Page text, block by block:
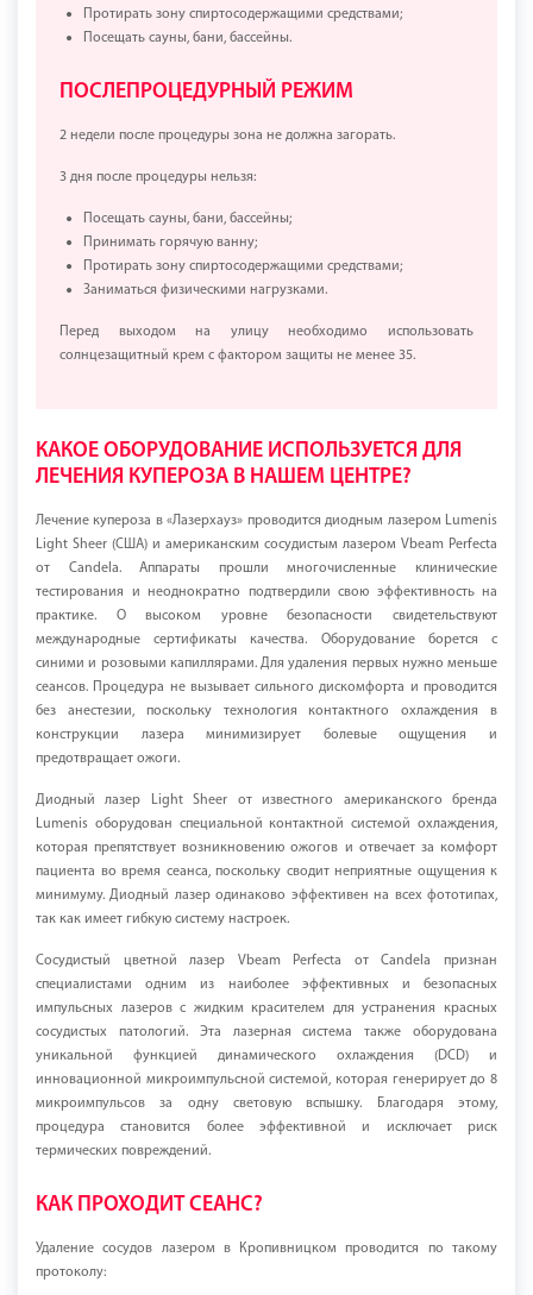
Протирать зону спиртосодержащими средствами;
Посещать сауны, бани, бассейны.
ПОСЛЕПРОЦЕДУРНЫЙ РЕЖИМ
2 недели после процедуры зона не должна загорать.
3 дня после процедуры нельзя:
Посещать сауны, бани, бассейны;
Принимать горячую ванну;
Протирать зону спиртосодержащими средствами;
Заниматься физическими нагрузками.
Перед выходом на улицу необходимо использовать
солнцезащитный крем с фактором защиты не менее 35.
КАКОЕ ОБОРУДОВАНИЕ ИСПОЛЬЗУЕТСЯ ДЛЯ
ЛЕЧЕНИЯ КУПЕРОЗА В НАШЕМ ЦЕНТРЕ?
Лечение купероза в «Лазерхауз» проводится диодным лазером Lumenis
Light Sheer (США) и американским сосудистым лазером Vbeam Perfecta
от Candela. Аппараты прошли многочисленные клинические
тестирования и неоднократно подтвердили свою эффективность на
практике. О высоком уровне безопасности свидетельствуют
международные сертификаты качества. Оборудование борется с
синими и розовыми капиллярами. Для удаления первых нужно меньше
сеансов. Процедура не вызывает сильного дискомфорта и проводится
без анестезии, поскольку технология контактного охлаждения в
конструкции лазера минимизирует болевые ощущения и
предотвращает ожоги.
Диодный лазер Light Sheer от известного американского бренда
Lumenis оборудован специальной контактной системой охлаждения,
которая препятствует возникновению ожогов и отвечает за комфорт
пациента во время сеанса, поскольку сводит неприятные ощущения к
минимуму. Диодный лазер одинаково эффективен на всех фототипах,
так как имеет гибкую систему настроек.
Сосудистый цветной лазер Vbeam Perfecta от Candela признан
специалистами одним из наиболее эффективных и безопасных
импульсных лазеров с жидким красителем для устранения красных
сосудистых патологий. Эта лазерная система также оборудована
уникальной функцией динамического охлаждения (DCD) и
инновационной микроимпульсной системой, которая генерирует до 8
микроимпульсов за одну световую вспышку. Благодаря этому,
процедура становится более эффективной и исключает риск
термических повреждений.
КАК ПРОХОДИТ СЕАНС?
Удаление сосудов лазером в Кропивницком проводится по такому
протоколу: